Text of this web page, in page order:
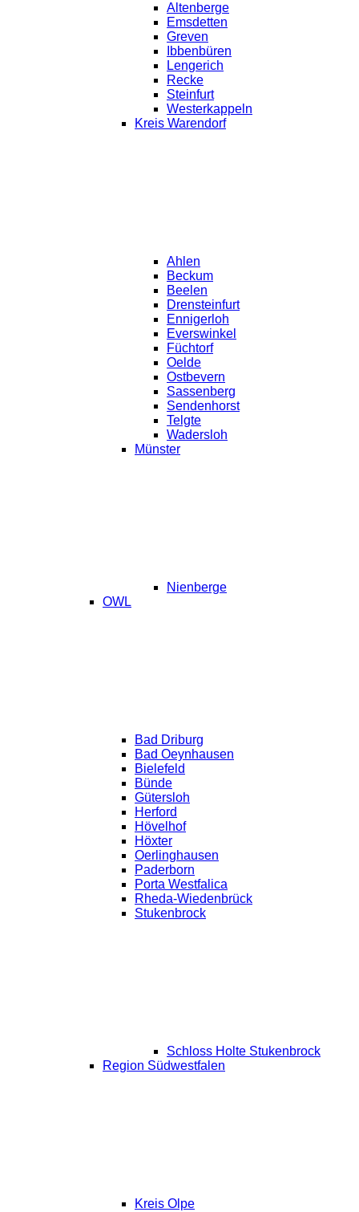
Altenberge
Emsdetten
Greven
Ibbenbüren
Lengerich
Recke
Steinfurt
Westerkappeln
Kreis Warendorf
Ahlen
Beckum
Beelen
Drensteinfurt
Ennigerloh
Everswinkel
Füchtorf
Oelde
Ostbevern
Sassenberg
Sendenhorst
Telgte
Wadersloh
Münster
Nienberge
OWL
Bad Driburg
Bad Oeynhausen
Bielefeld
Bünde
Gütersloh
Herford
Hövelhof
Höxter
Oerlinghausen
Paderborn
Porta Westfalica
Rheda-Wiedenbrück
Stukenbrock
Schloss Holte Stukenbrock
Region Südwestfalen
Kreis Olpe